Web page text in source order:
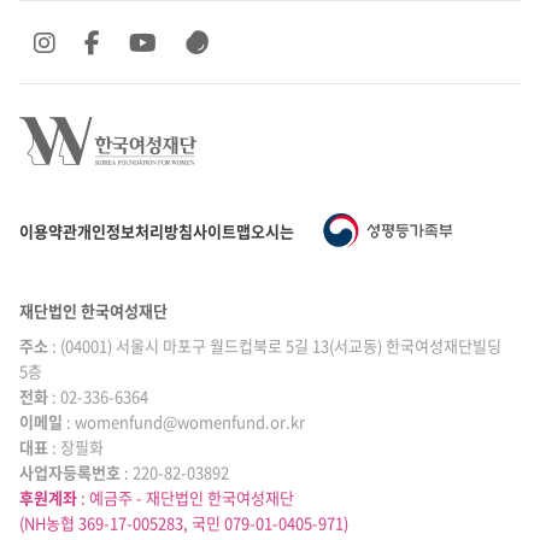
이용약관개인정보처리방침사이트맵오시는 길
SNS 바로가기
SNS 바로가기SNS 바로가기
SNS 바로가기
재단법인 한국여성재단
주소 : (04001) 서울시 마포구 월드컵북로 5길 13(서교동) 한국여성재단빌딩
5층
전화 : 02-336-6364
|
이메일 : womenfund@womenfund.or.kr
|
대표 : 장필화
|
사업자등록번호 : 220-82-03892
후원계좌 : 예금주 - 재단법인 한국여성재단
(NH농협 369-17-005283, 국민 079-01-0405-971)